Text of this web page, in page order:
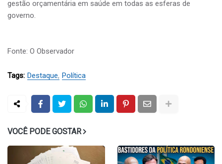
gestão orçamentária em saúde em todas as esferas de
governo.
Fonte: O Observador
Tags: Destaque Política
VOCÊ PODE GOSTAR